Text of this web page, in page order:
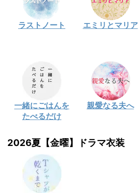
ラストノート エミリとマリア
一緒にごはんを
たべるだけ
親愛なる夫へ
2026夏【金曜】ドラマ衣装